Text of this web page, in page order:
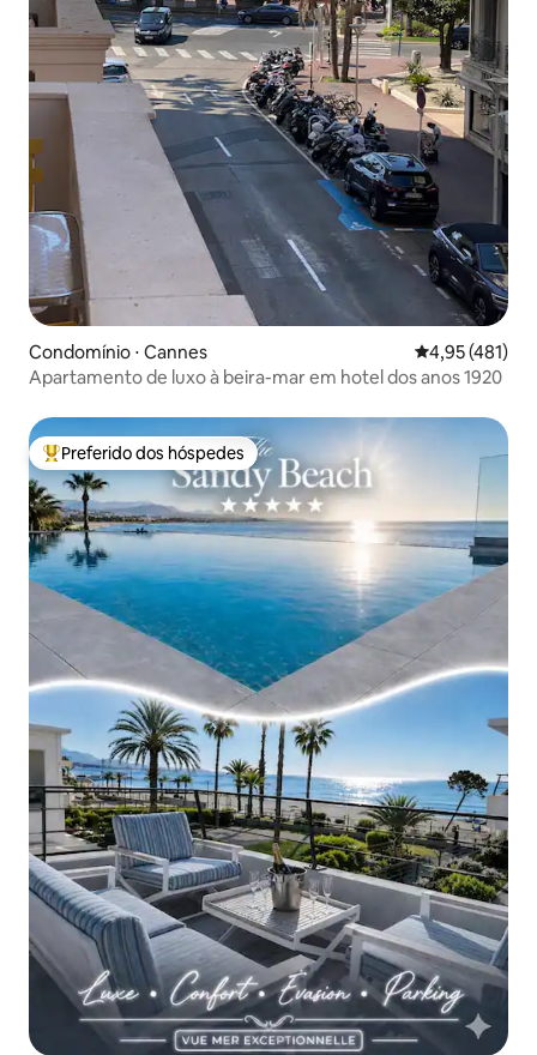
Condomínio ⋅ Cannes 4,95 de uma
4,95 (481)
Apartamento de luxo à beira-mar em hotel dos anos 1920
Entre os melhores preferidos dos hóspedes
Preferido dos hóspedes